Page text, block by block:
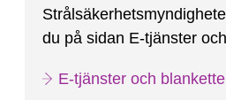
du på sidan E-tjänster
E-tjänster och